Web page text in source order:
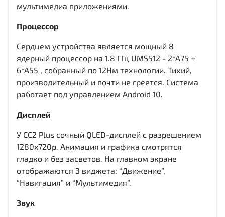
мультимедиа приложениями.
Процессор
Сердцем устройства является мощный 8
ядерный процессор на 1.8 ГГц UMS512 - 2*A75 +
6*A55 , собранный по 12Нм технологии. Тихий,
производительный и почти не греется. Система
работает под управлением Android 10.
Дисплей
У CC2 Plus сочный QLED-дисплей c разрешением
1280x720р. Анимация и графика смотрятся
гладко и без засветов. На главном экране
отображаются 3 виджета: “Движение”,
“Навигация” и “Мультимедия”.
Звук